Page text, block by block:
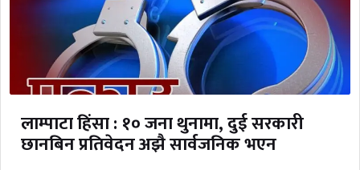
लाम्पाटा हिंसा : १० जना थुनामा, दुई सरकारी
छानबिन प्रतिवेदन अझै सार्वजनिक भएन